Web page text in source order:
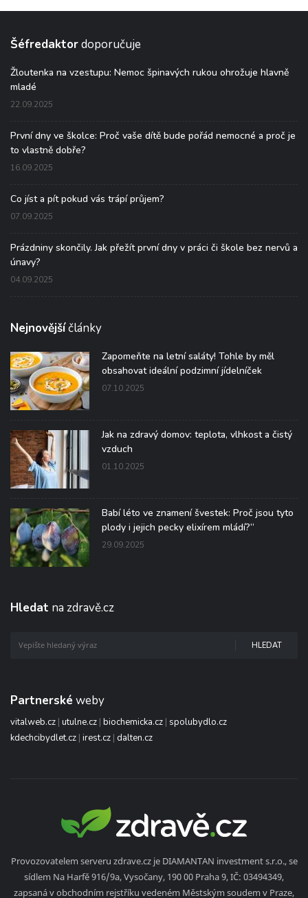
Šéfredaktordoporučuje
Žloutenka na vzestupu: Nemoc špinavých rukou ohrožuje hlavně
mladé
22.09.2025
První dny ve školce: Proč vaše dítě bude pořád nemocné a proč je
to vlastně dobře?
16.09.2025
Co jíst a pít pokud vás trápí průjem?
07.09.2025
Prázdniny skončily. Jak přežít první dny v práci či škole bez nervů a
únavy?
04.09.2025
Nejnovějšíčlánky
Zapomeňte na letní saláty! Tohle by měl
obsahovat ideální podzimní jídelníček
07.10.2025
Jak na zdravý domov: teplota, vlhkost a čistý
vzduch
01.10.2025
Babí léto ve znamení švestek: Proč jsou tyto
plody i jejich pecky elixírem mládí?“
29.09.2025
Hledat na zdravě.cz
HLEDAT
Partnerské weby
vitalweb.cz | utulne.cz | biochemicka.cz | spolubydlo.cz
kdechcibydlet.cz | irest.cz | dalten.cz
Provozovatelem serveru zdrave.cz je DIAMANTAN investment s.r.o., se
sídlem Na Harfě 916/9a, Vysočany, 190 00 Praha 9, IČ: 03494349,
zapsaná v obchodním rejstříku vedeném Městským soudem v Praze,